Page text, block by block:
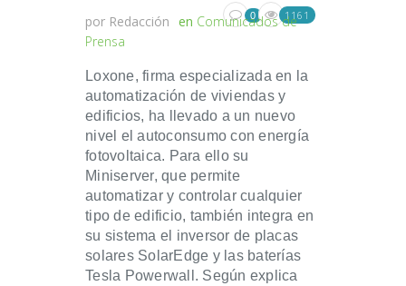
por Redacción en Comunicados de
Prensa
0 1161
Loxone, firma especializada en la
automatización de viviendas y
edificios, ha llevado a un nuevo
nivel el autoconsumo con energía
fotovoltaica. Para ello su
Miniserver, que permite
automatizar y controlar cualquier
tipo de edificio, también integra en
su sistema el inversor de placas
solares SolarEdge y las baterías
Tesla Powerwall. Según explica